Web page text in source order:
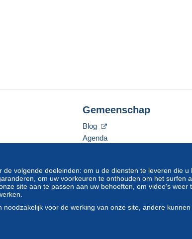
de volgende doeleinden: om u de diensten te leveren die
om uw voorkeuren te onthouden om het surfen
site aan te passen aan uw behoeften, om video's weer
noodzakelijk voor de werking van onze site, andere
Gemeenschap
Blog
Agenda
rechten voorbehouden.